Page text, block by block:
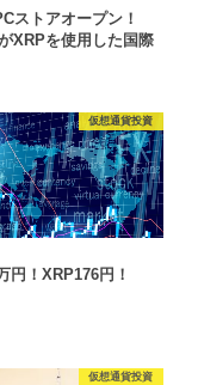
ストアオープン！
XRPを使用した国際
仮想通貨投資
円！XRP176円！
仮想通貨投資